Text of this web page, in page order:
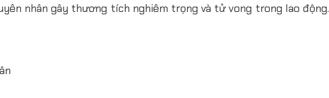
nhân gây thương tích nghiêm trọng và tử vong trong lao động.